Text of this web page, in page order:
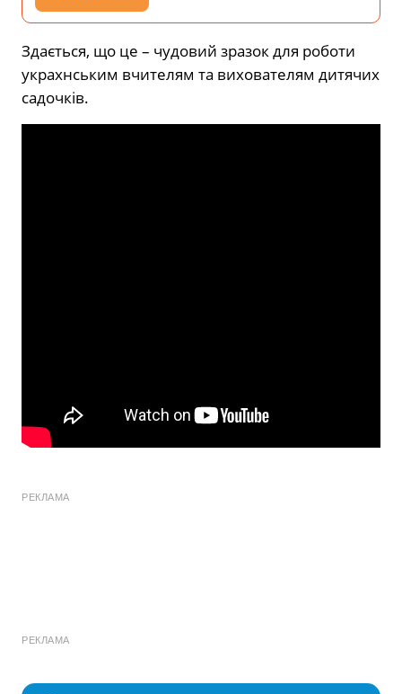
Здається, що це – чудовий зразок для роботи
украхнським вчителям та вихователям дитячих
садочків.
РЕКЛАМА
РЕКЛАМА